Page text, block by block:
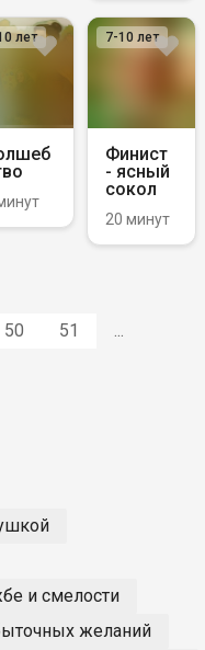
лет
Финист
- ясный
сокол
20 минут
7-10 лет
50 51 ...
и смелости
желаний